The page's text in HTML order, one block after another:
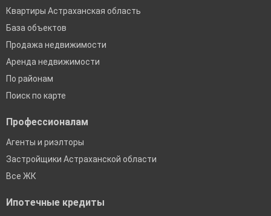
Квартиры Астраханская область
База объектов
Продажа недвижимости
Аренда недвижимости
По районам
Поиск по карте
Профессионалам
Агенты и риэлторы
Застройщики Астраханской области
Все ЖК
Ипотечные кредиты